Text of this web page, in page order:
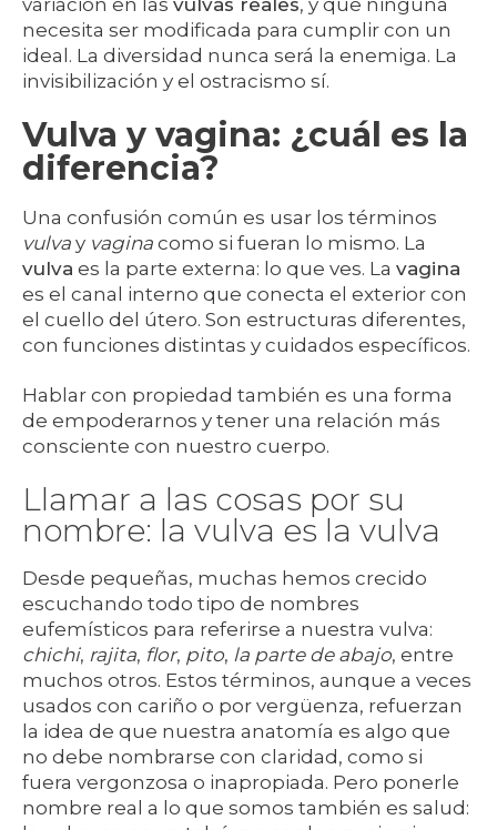
variación en las vulvas reales, y que ninguna
necesita ser modificada para cumplir con un
ideal. La diversidad nunca será la enemiga. La
invisibilización y el ostracismo sí.
Vulva y vagina: ¿cuál es la
diferencia?
Una confusión común es usar los términos
vulva y vagina como si fueran lo mismo. La
vulva es la parte externa: lo que ves. La vagina
es el canal interno que conecta el exterior con
el cuello del útero. Son estructuras diferentes,
con funciones distintas y cuidados específicos.
Hablar con propiedad también es una forma
de empoderarnos y tener una relación más
consciente con nuestro cuerpo.
Llamar a las cosas por su
nombre: la vulva es la vulva
Desde pequeñas, muchas hemos crecido
escuchando todo tipo de nombres
eufemísticos para referirse a nuestra vulva:
chichi, rajita, flor, pito, la parte de abajo, entre
muchos otros. Estos términos, aunque a veces
usados con cariño o por vergüenza, refuerzan
la idea de que nuestra anatomía es algo que
no debe nombrarse con claridad, como si
fuera vergonzosa o inapropiada. Pero ponerle
nombre real a lo que somos también es salud: